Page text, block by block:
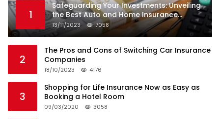
1
Safeguarding Your Investments: Unveiling
the Best Auto and Home Insurance
Companies
13/11/2023 7058
2
The Pros and Cons of Switching Car Insurance
Companies
18/10/2023 4176
3
Shopping for Life Insurance Now as Easy as
Booking a Hotel Room
09/03/2020 3058